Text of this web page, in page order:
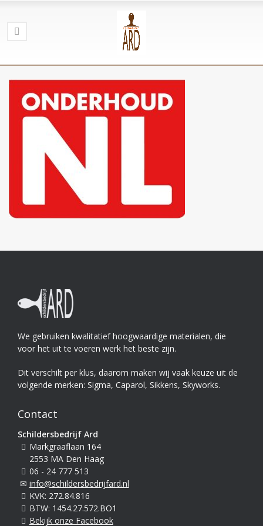
We gebruiken kwalitatief hoogwaardige materialen, die
voor het uit te voeren werk het beste zijn.
Dit verschilt per klus, daarom maken wij vaak keuze uit de
volgende merken: Sigma, Caparol, Sikkens, Skyworks.
Contact
Schildersbedrijf Ard
Markgraaflaan 164
2553 MA Den Haag
06 - 24 777 513
info@schildersbedrijfard.nl
KVK: 272.84.816
BTW: 1454.27.572.BO1
Bekijk onze Facebook